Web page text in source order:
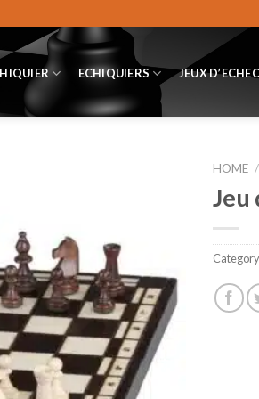
ECHIQUIERS JEUX
HOME /
Jeu